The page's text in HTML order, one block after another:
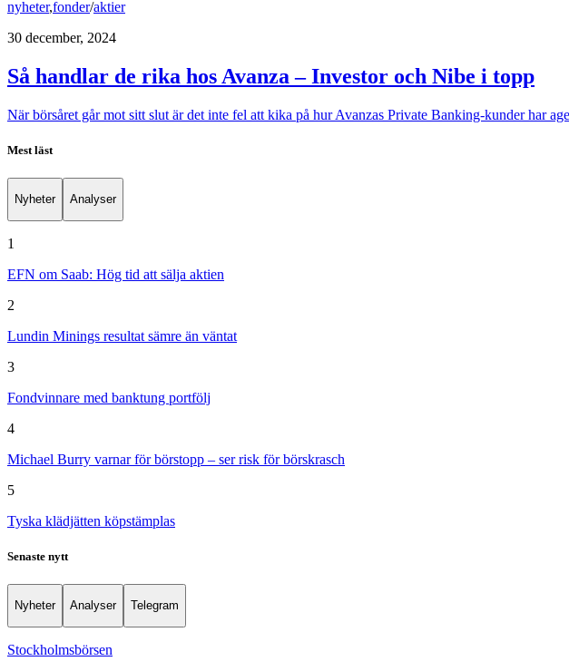
nyheter,fonder/aktier
30 december, 2024
Så handlar de rika hos Avanza – Investor och Nibe i topp
När börsåret går mot sitt slut är det inte fel att kika på hur Avanzas Private Banking-kunder har
Mest läst
Nyheter Analyser
1
EFN om Saab: Hög tid att sälja aktien
2
Lundin Minings resultat sämre än väntat
3
Fondvinnare med banktung portfölj
4
Michael Burry varnar för börstopp – ser risk för börskrasch
5
Tyska klädjätten köpstämplas
Senaste nytt
Nyheter Analyser Telegram
Stockholmsbörsen